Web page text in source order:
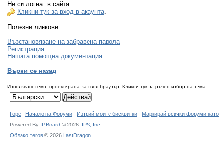
Не си логнат в сайта
Кликни тук за вход в акаунта.
Полезни линкове
Възстановяване на забравена парола
Регистрация
Нашата помощна документация
Върни се назад
Използваш тема, проектирана за твоя браузър. Кликни тук за ръчен избор на тема
Горе Начало на Форуми Изтрий моите бисквитки
Маркирай всички форуми
Powered By IP.Board © 2026 IPS, Inc
Облако тегов © 2026 LastDragon